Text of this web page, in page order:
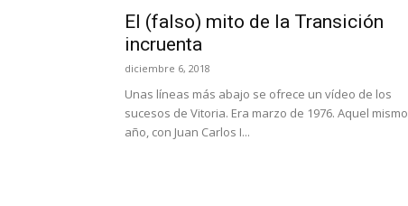
El (falso) mito de la Transición
incruenta
diciembre 6, 2018
Unas líneas más abajo se ofrece un vídeo de los
sucesos de Vitoria. Era marzo de 1976. Aquel mismo
año, con Juan Carlos I...